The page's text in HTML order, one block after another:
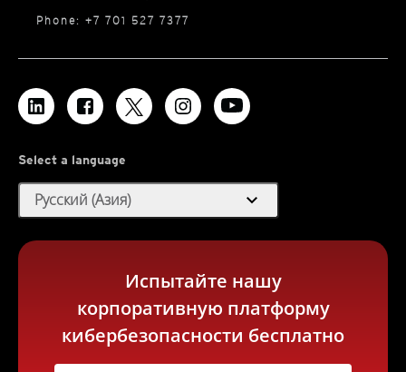
Phone: +7 701 527 7377
Select a language
Русский (Азия) expand_more
Испытайте нашу
корпоративную платформу
кибербезопасности бесплатно